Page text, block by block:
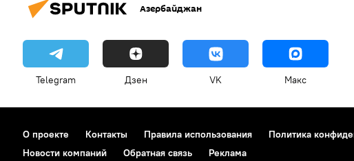
Азербайджан
Telegram Дзен VK Макс
О проекте Контакты Правила использования Политика
Новости компаний
Обратная связь Реклама